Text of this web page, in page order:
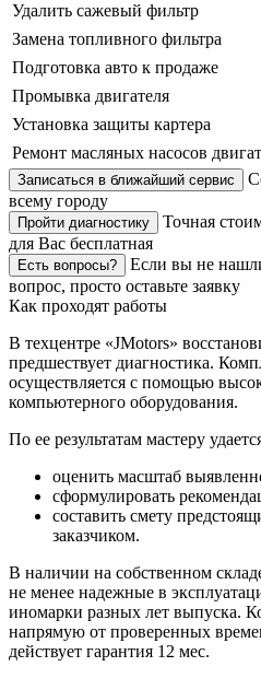
Удалить сажевый фильтр
Замена топливного фильтра
Подготовка авто к продаже
Промывка двигателя
Установка защиты картера
Ремонт масляных насосов
Записаться в ближайший сервис
всему городу
Пройти диагностику
Точная
для Вас бесплатная
Есть вопросы?
Если вы не
вопрос, просто оставьте заявку
Как проходят работы
В техцентре «JMotors»
предшествует диагностика.
осуществляется с помощью
компьютерного оборудования.
По ее результатам мастеру
оценить масштаб
сформулировать
составить смету
заказчиком.
В наличии на собственном
не менее надежные в
иномарки разных лет выпуска.
напрямую от проверенных
действует гарантия 12 мес.